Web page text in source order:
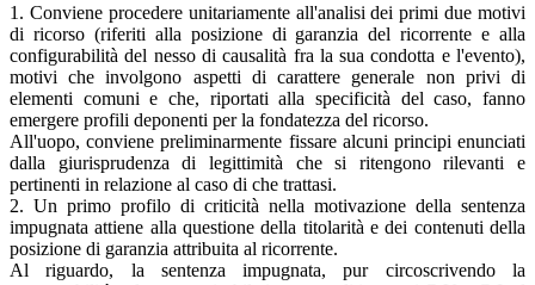
1. Conviene procedere unitariamente all'analisi dei primi due motivi
di ricorso (riferiti alla posizione di garanzia del ricorrente e alla
configurabilità del nesso di causalità fra la sua condotta e l'evento),
motivi che involgono aspetti di carattere generale non privi di
elementi comuni e che, riportati alla specificità del caso, fanno
emergere profili deponenti per la fondatezza del ricorso.
All'uopo, conviene preliminarmente fissare alcuni principi enunciati
dalla giurisprudenza di legittimità che si ritengono rilevanti e
pertinenti in relazione al caso di che trattasi.
2. Un primo profilo di criticità nella motivazione della sentenza
impugnata attiene alla questione della titolarità e dei contenuti della
posizione di garanzia attribuita al ricorrente.
Al riguardo, la sentenza impugnata, pur circoscrivendo la